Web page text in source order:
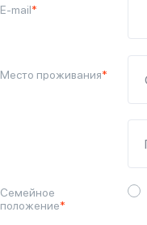
E-mail*
Место проживания*
Семейное
положение*